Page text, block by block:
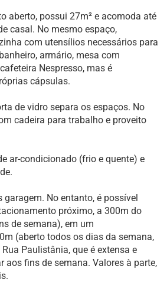
aberto, possui 27m² e acomoda até
casal. No mesmo espaço,
com utensílios necessários para
armário, mesa com
Nespresso, mas é
cápsulas.
de vidro separa os espaços. No
cadeira para trabalho e proveito
ar-condicionado (frio e quente) e
No entanto, é possível
próximo, a 300m do
de semana), em um
(aberto todos os dias da semana,
Paulistânia, que é extensa e
aos fins de semana. Valores à parte,